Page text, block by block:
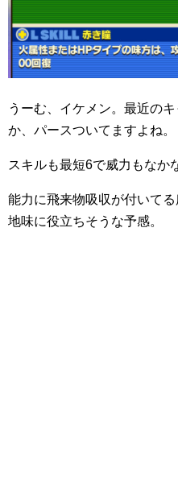
うーむ、イケメン。最近の
か、パースついてますよね。
スキルも最短6で威力もなか
能力に飛来物吸収が付いて
地味に役立ちそうな予感。